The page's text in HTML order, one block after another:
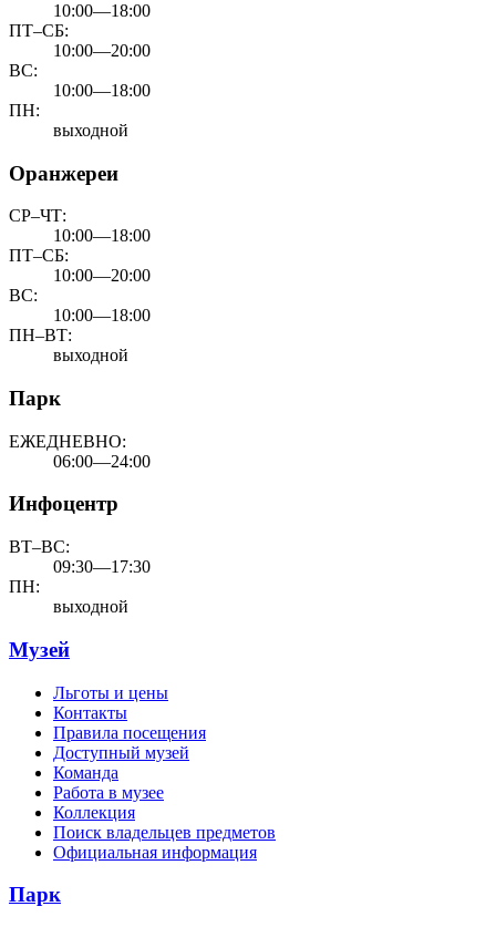
10:00—18:00
ПТ–СБ:
10:00—20:00
ВС:
10:00—18:00
ПН:
выходной
Оранжереи
СР–ЧТ:
10:00—18:00
ПТ–СБ:
10:00—20:00
ВС:
10:00—18:00
ПН–ВТ:
выходной
Парк
ЕЖЕДНЕВНО:
06:00—24:00
Инфоцентр
ВТ–ВС:
09:30—17:30
ПН:
выходной
Музей
Льготы и цены
Контакты
Правила посещения
Доступный музей
Команда
Работа в музее
Коллекция
Поиск владельцев предметов
Официальная информация
Парк